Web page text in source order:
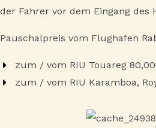
der Fahrer vor dem Eingang
Pauschalpreis vom Flughafen
zum / vom RIU Touareg
zum / vom RIU Karamboa,